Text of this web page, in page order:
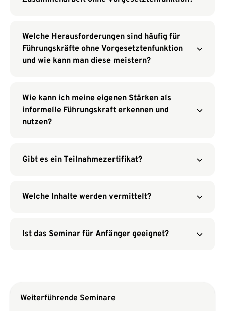
Welche Herausforderungen sind häufig für
Führungskräfte ohne Vorgesetztenfunktion
und wie kann man diese meistern?
Wie kann ich meine eigenen Stärken als
informelle Führungskraft erkennen und
nutzen?
Gibt es ein Teilnahmezertifikat?
Welche Inhalte werden vermittelt?
Ist das Seminar für Anfänger geeignet?
Weiterführende Seminare